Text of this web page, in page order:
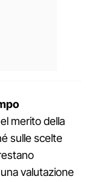
merito della
sulle scelte
valutazione